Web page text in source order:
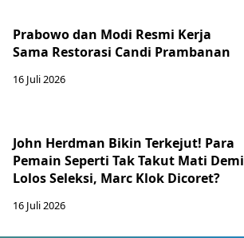
Prabowo dan Modi Resmi Kerja
Sama Restorasi Candi Prambanan
16 Juli 2026
John Herdman Bikin Terkejut! Para
Pemain Seperti Tak Takut Mati Demi
Lolos Seleksi, Marc Klok Dicoret?
16 Juli 2026